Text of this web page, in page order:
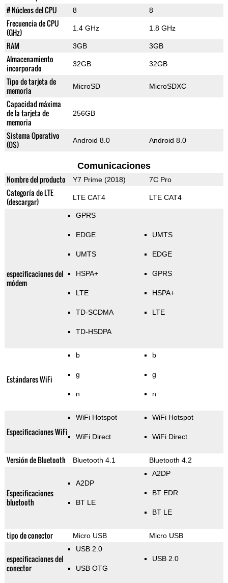
# Núcleos del CPU 8 8
Frecuencia de CPU
(GHz)
1.4 GHz 1.8 GHz
RAM 3GB 3GB
Almacenamiento
incorporado
32GB 32GB
Tipo de tarjeta de
memoria
MicroSD MicroSDXC
Capacidad máxima
de la tarjeta de
memoria
256GB
Sistema Operativo
(OS)
Android 8.0 Android 8.0
Comunicaciones
Nombre del producto Y7 Prime (2018) 7C Pro
Categoría de LTE
(descargar)
LTE CAT4 LTE CAT4
especificaciones del
módem
GPRS
EDGE
UMTS
HSPA+
LTE
TD-SCDMA
TD-HSDPA
UMTS
EDGE
GPRS
HSPA+
LTE
Estándares WiFi
b
g
n
b
g
n
Especificaciones WiFi
WiFi Hotspot
WiFi Direct
WiFi Hotspot
WiFi Direct
Versión de Bluetooth Bluetooth 4.1 Bluetooth 4.2
Especificaciones
bluetooth
A2DP
BT LE
A2DP
BT EDR
BT LE
tipo de conector Micro USB Micro USB
especificaciones del
conector
USB 2.0
USB OTG
USB 2.0